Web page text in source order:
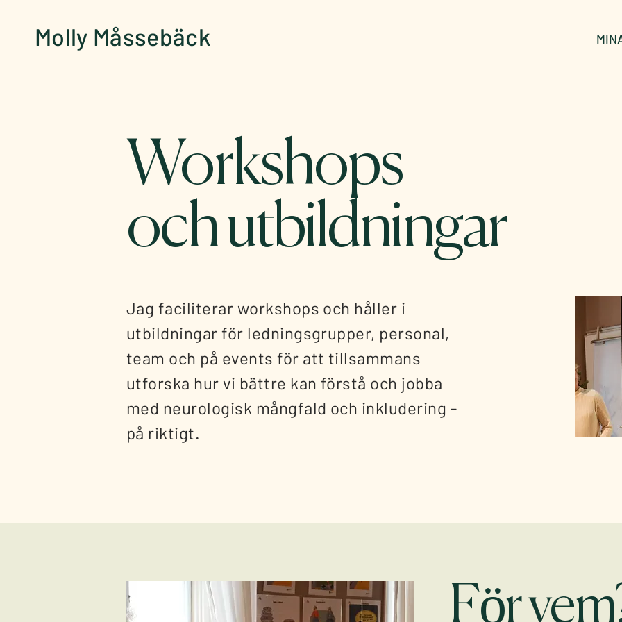
Molly Måssebäck
Workshops
och utbildningar
Jag faciliterar workshops och håller i
utbildningar för ledningsgrupper, personal,
team och på events för att tillsammans
utforska hur vi bättre kan förstå och jobba
med neurologisk mångfald och inkludering -
på riktigt.
För